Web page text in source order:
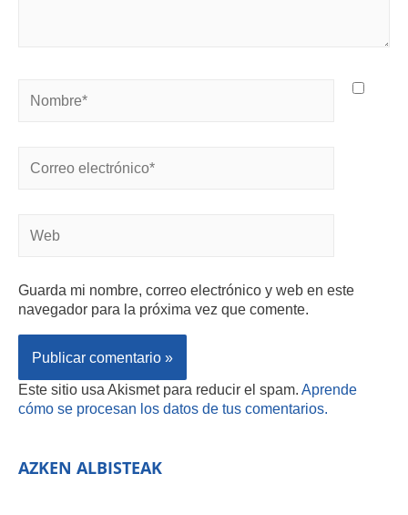
Guarda mi nombre, correo electrónico y web en este
navegador para la próxima vez que comente.
Este sitio usa Akismet para reducir el spam. Aprende
cómo se procesan los datos de tus comentarios.
AZKEN ALBISTEAK